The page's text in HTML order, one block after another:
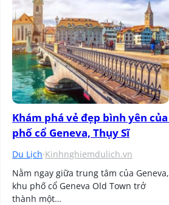
Khám phá vẻ đẹp bình yên của
phố cổ Geneva, Thụy Sĩ
Du Lịch·Kinhnghiemdulich.vn
Nằm ngay giữa trung tâm của Geneva,
khu phố cổ Geneva Old Town trở
thành một…